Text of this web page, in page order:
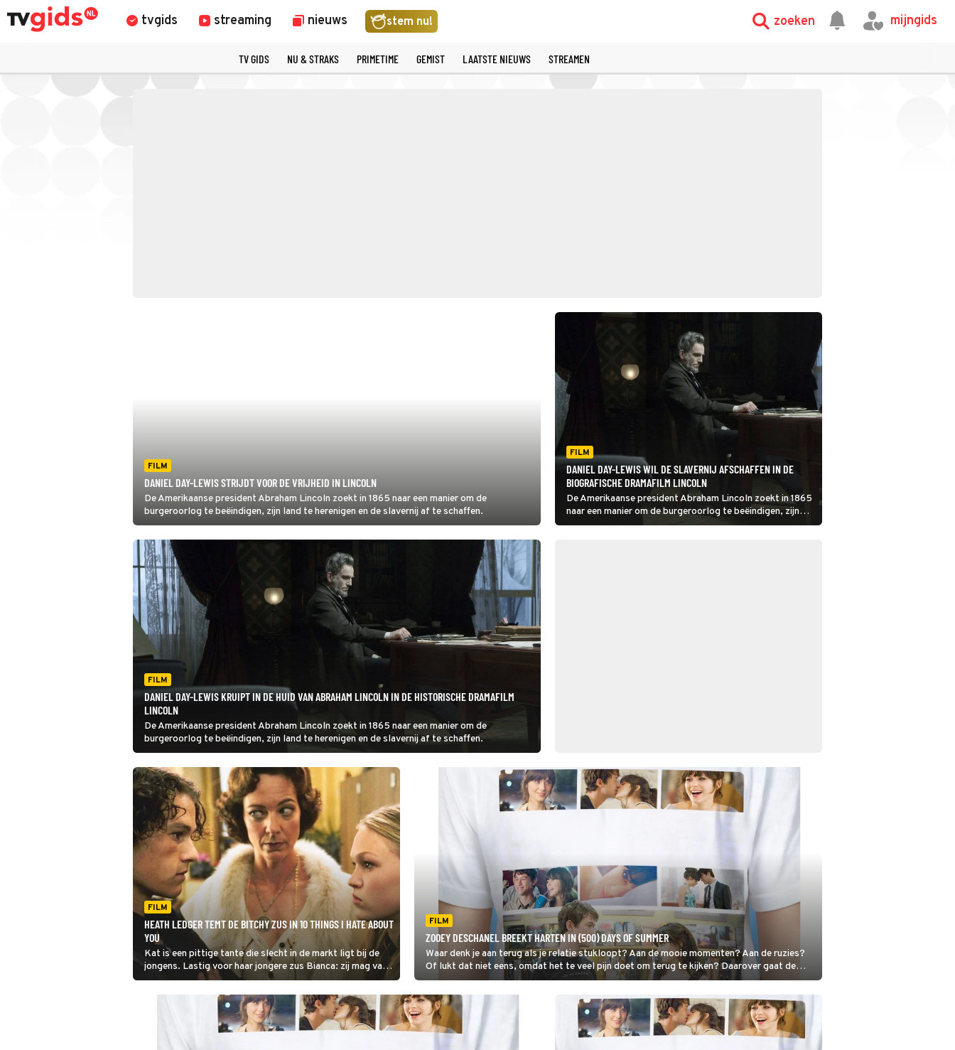
tvgids streaming nieuws stem nu! zoeken mijngids
TV GIDS NU & STRAKS PRIMETIME GEMIST LAATSTE NIEUWS STREAMEN
FILM
DANIEL DAY-LEWIS STRIJDT VOOR DE VRIJHEID IN LINCOLN
De Amerikaanse president Abraham Lincoln zoekt in 1865 naar een manier om de
burgeroorlog te beëindigen, zijn land te herenigen en de slavernij af te schaffen.
FILM
DANIEL DAY-LEWIS WIL DE SLAVERNIJ AFSCHAFFEN IN DE
BIOGRAFISCHE DRAMAFILM LINCOLN
De Amerikaanse president Abraham Lincoln zoekt in 1865
naar een manier om de burgeroorlog te beëindigen, zijn
land te herenigen en de slavernij af te schaffen. Hoe dat
FILM
DANIEL DAY-LEWIS KRUIPT IN DE HUID VAN ABRAHAM LINCOLN IN DE HISTORISCHE DRAMAFILM
LINCOLN
De Amerikaanse president Abraham Lincoln zoekt in 1865 naar een manier om de
burgeroorlog te beëindigen, zijn land te herenigen en de slavernij af te schaffen.
FILM
HEATH LEDGER TEMT DE BITCHY ZUS IN 10 THINGS I HATE ABOUT
YOU
Kat is een pittige tante die slecht in de markt ligt bij de
jongens. Lastig voor haar jongere zus Bianca: zij mag van
haar vader pas daten als haar 'bitchy' zus aan de man is,
zoals te zien is in 10 Things I Hate about You.
FILM
ZOOEY DESCHANEL BREEKT HARTEN IN (500) DAYS OF SUMMER
Waar denk je aan terug als je relatie stukloopt? Aan de mooie momenten? Aan de ruzies?
Of lukt dat niet eens, omdat het te veel pijn doet om terug te kijken? Daarover gaat de
romcom (500) Days of Summer.